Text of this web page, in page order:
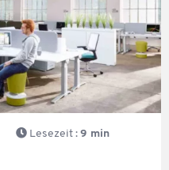
Lesezeit : 9 min